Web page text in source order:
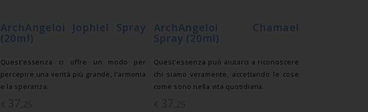
ArchAngeloi Jophiel Spray
(20ml)
Quest'essenza ci offre un modo per
percepire una verità più grande, l'armonia
e la speranza.
€ 37,25
ArchAngeloi Chamael
Spray (20ml)
Quest'essenza può aiutarci a riconoscere
chi siamo veramente, accettando le cose
come sono nella vita quotidiana.
€ 37,25